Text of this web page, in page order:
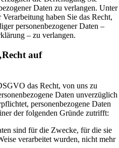
Daten zu verlangen. Unter
haben Sie das Recht,
personenbezogener Daten –
– zu verlangen.
auf
das Recht, von uns zu
Daten unverzüglich
personenbezogene Daten
der folgenden Gründe zutrifft:
sind für die Zwecke, für die sie
verarbeitet wurden, nicht mehr